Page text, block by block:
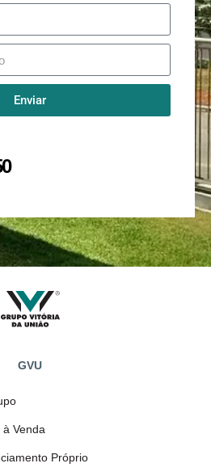
Enviar
GVU
à Venda
Próprio